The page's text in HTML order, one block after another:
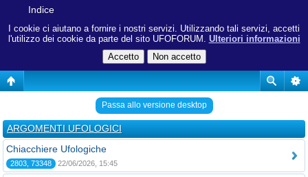
I cookie ci aiutano a fornire i nostri servizi. Utilizzando tali servizi, accetti
l'utilizzo dei cookie da parte del sito UFOFORUM. Ulteriori informazioni
Indice
Passa allo versione desktop
ARGOMENTI UFOLOGICI
Chiacchiere Ufologiche
2803, 73348 22/06/2026, 15:45